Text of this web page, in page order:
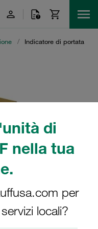
di
nella tua
per
locali?
/ Indicatore di portata